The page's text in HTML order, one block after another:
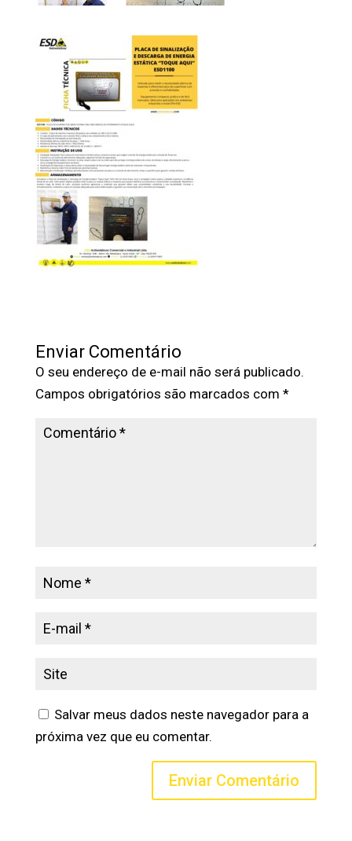
Enviar Comentário
O seu endereço de e-mail não será publicado.
Campos obrigatórios são marcados com *
Salvar meus dados neste navegador para a
próxima vez que eu comentar.